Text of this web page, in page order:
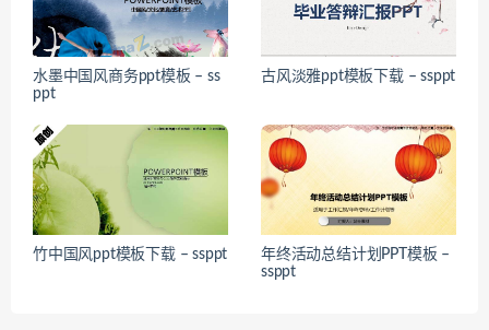
水墨中国风商务ppt模板 – ss
ppt
古风淡雅ppt模板下载 – ssppt
竹中国风ppt模板下载 – ssppt
年终活动总结计划PPT模板 –
ssppt